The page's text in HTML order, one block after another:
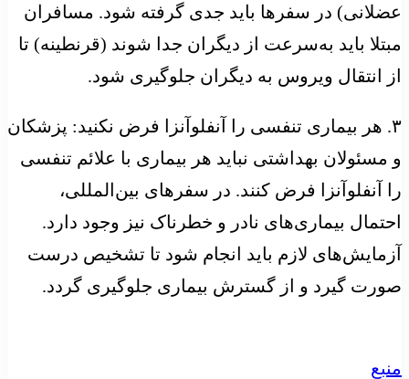
عضلانی) در سفرها باید جدی گرفته شود. مسافران
مبتلا باید به‌سرعت از دیگران جدا شوند (قرنطینه) تا
از انتقال ویروس به دیگران جلوگیری شود.
۳. هر بیماری تنفسی را آنفلوآنزا فرض نکنید: پزشکان
و مسئولان بهداشتی نباید هر بیماری با علائم تنفسی
را آنفلوآنزا فرض کنند. در سفرهای بین‌المللی،
احتمال بیماری‌های نادر و خطرناک نیز وجود دارد.
آزمایش‌های لازم باید انجام شود تا تشخیص درست
صورت گیرد و از گسترش بیماری جلوگیری گردد.
منبع